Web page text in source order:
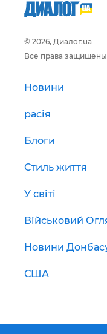
© 2026, Диалог.ua
Все права
Новини
расія
Блоги
Стиль життя
У світі
Військовий
Новини
США